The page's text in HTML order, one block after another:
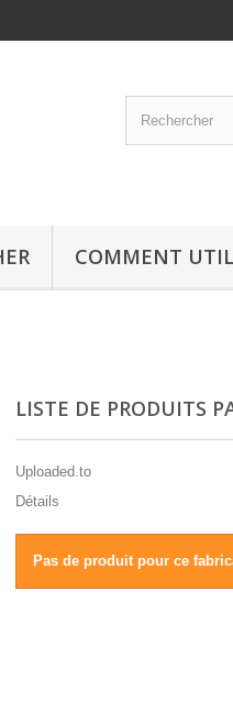
COMMENT
LISTE DE PRODUITS
Uploaded.to
Détails
Pas de produit pour ce